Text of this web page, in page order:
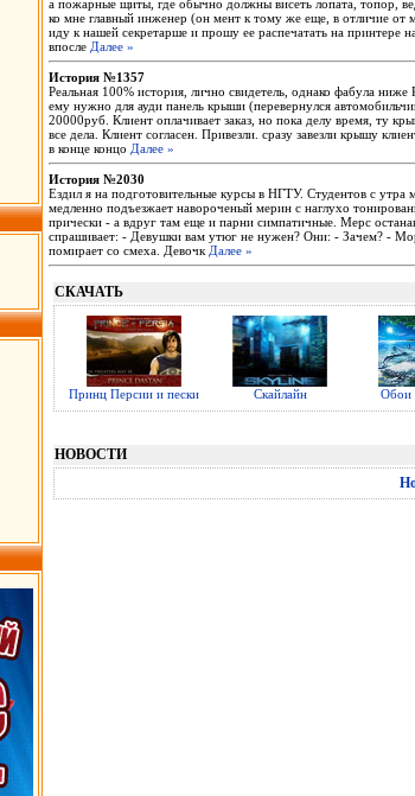
а пожарные щиты, где обычно должны висеть лопата, топор,
ко мне главный инженер (он мент к тому же еще, в отличие от
иду к нашей секретарше и прошу ее распечатать на принтере
впосле Далее »
История №1357
Реальная 100% история, лично свидетель, однако фабула
ему нужно для ауди панель крыши (перевернулся
20000руб. Клиент оплачивает заказ, но пока делу время, ту
все дела. Клиент согласен. Привезли. сразу завезли крышу
в конце концо Далее »
История №2030
Ездил я на подготовительные курсы в НГТУ. Студентов с утра
медленно подъезжает навороченый мерин с наглухо
прически - а вдруг там еще и парни симпатичные. Мерс
спрашивает: - Девушки вам утюг не нужен? Они: - Зачем? -
помирает со смеха. Девочк Далее »
СКАЧАТЬ
Принц Персии и пески Скайлайн Обои
НОВОСТИ